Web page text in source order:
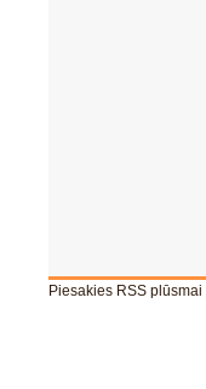
Piesakies RSS plūsmai